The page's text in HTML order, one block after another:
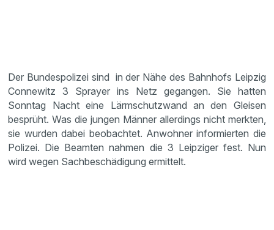
Der Bundes­po­lizei sind in der Nähe des Bahnhofs Leipzig
Conne­witz 3 Sprayer ins Netz gegangen. Sie hatten
Sonntag Nacht eine Lärmschutz­wand an den Gleisen
besprüht. Was die jungen Männer aller­dings nicht merkten,
sie wurden dabei beobachtet. Anwohner infor­mierten die
Polizei. Die Beamten nahmen die 3 Leipziger fest. Nun
wird wegen Sachbe­schä­di­gung ermit­telt.